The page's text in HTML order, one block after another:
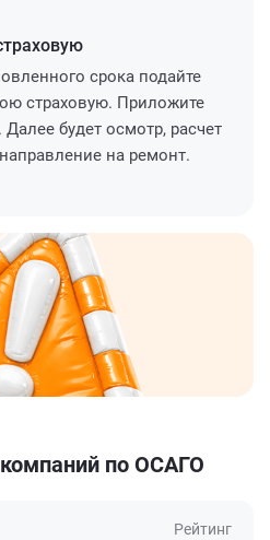
срока подайте
страховую. Приложите
будет осмотр, расчет
на ремонт.
по ОСАГО
Рейтинг